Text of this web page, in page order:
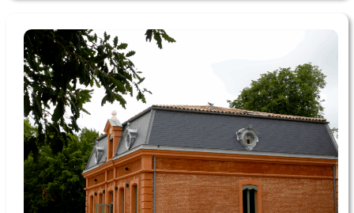
Votez pour Saint-Orens de Gameville !